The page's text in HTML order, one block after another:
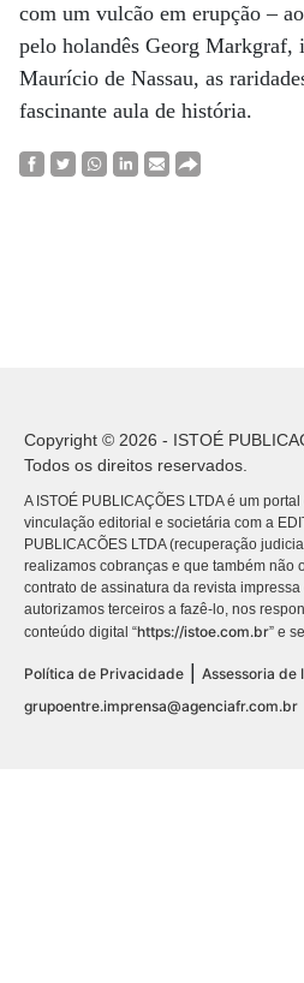
com um vulcão em erupção –
pelo holandês Georg Markgraf,
Maurício de Nassau, as
fascinante aula de história.
Copyright © 2026 - ISTOÉ
Todos os direitos reservados.
A ISTOÉ PUBLICAÇÕES LTDA é um
vinculação editorial e societária com a
PUBLICACÕES LTDA (recuperação
realizamos cobranças e que também não
contrato de assinatura da revista
autorizamos terceiros a fazê-lo, nos
conteúdo digital “https://istoe.com.br” e
Política de Privacidade
Assessoria de
grupoentre.imprensa@agenciafr.com.br